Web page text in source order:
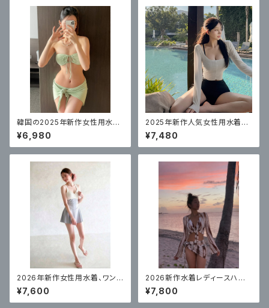
韓国の2025年新作女性用水
着、セクシーな女の子がビーチ
でセクシーに見せるための高級
バンドゥビキニ3点セット
¥6,980
2025年新作人気女性用水着の
韓国版、ハイウエストビキニ3点
セット
¥7,480
2026年新作女性用水着、ワンピ
ーススカートスタイル、体型カバ
ー
¥7,600
2026新作水着レディースハイ
エンドビキニ4点セット
¥7,800